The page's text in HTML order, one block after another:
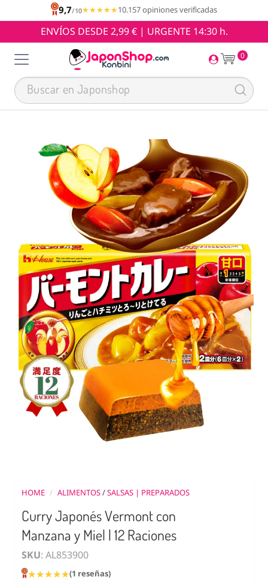
9,7/10★★★★★
★★★★★10.157 opiniones verificadas
ENVÍOS DESDE 2,99 € | URGENTE 14:30 h.
0
HOME / ALIMENTOS/SALSAS | PREPARADOS
Curry Japonés Vermont con
Manzana y Miel | 12 Raciones
SKU: AL853900
★★★★★
★★★★★(1 reseñas)